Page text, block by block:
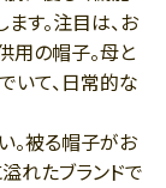
す。注目は、お
用の帽子。母と
いて、日常的な
。被る帽子がお
れたブランドで